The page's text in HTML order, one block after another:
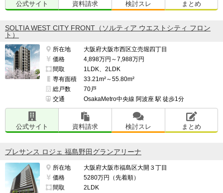
公式サイト 資料請求 検討スレ まとめ
SOLTIA WEST CITY FRONT（ソルティア ウエストシティ フロン
ト）
所在地
大阪府大阪市西区立売堀四丁目
価格
4,898万円～7,988万円
間取
1LDK、2LDK
専有面積
33.21m²～55.80m²
総戸数
70戸
交通
OsakaMetro中央線 阿波座 駅 徒歩1分
公式サイト 資料請求 検討スレ まとめ
プレサンス ロジェ 福島野田グランアリーナ
所在地
大阪府大阪市福島区大開３丁目
価格
5280万円（先着順）
間取
2LDK